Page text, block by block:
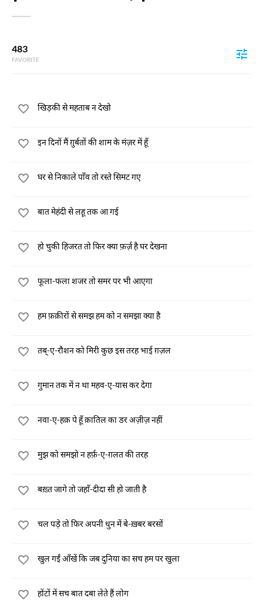
483
FAVORITE
खिड़की से महताब न देखो
इन दिनों मैं ग़ुर्बतों की शाम के मंज़र में हूँ
घर से निकाले पाँव तो रस्ते सिमट गए
बात मेहंदी से लहू तक आ गई
हो चुकी हिजरत तो फिर क्या फ़र्ज़ है घर देखना
फूला-फला शजर तो समर पर भी आएगा
हम फ़क़ीरों से समझ हम को न समझा क्या है
तब्-ए-रौशन को मिरी कुछ इस तरह भाई ग़ज़ल
गुमान तक में न था महव-ए-यास कर देगा
नवा-ए-हक़ पे हूँ क़ातिल का डर अज़ीज़ नहीं
मुझ को समझो न हर्फ़-ए-ग़लत की तरह
बख़्त जागे तो जहाँ-दीदा सी हो जाती है
चल पड़े तो फिर अपनी धुन में बे-ख़बर बरसों
खुल गईं आँखें कि जब दुनिया का सच हम पर खुला
होंटों में सच बात दबा लेते हैं लोग